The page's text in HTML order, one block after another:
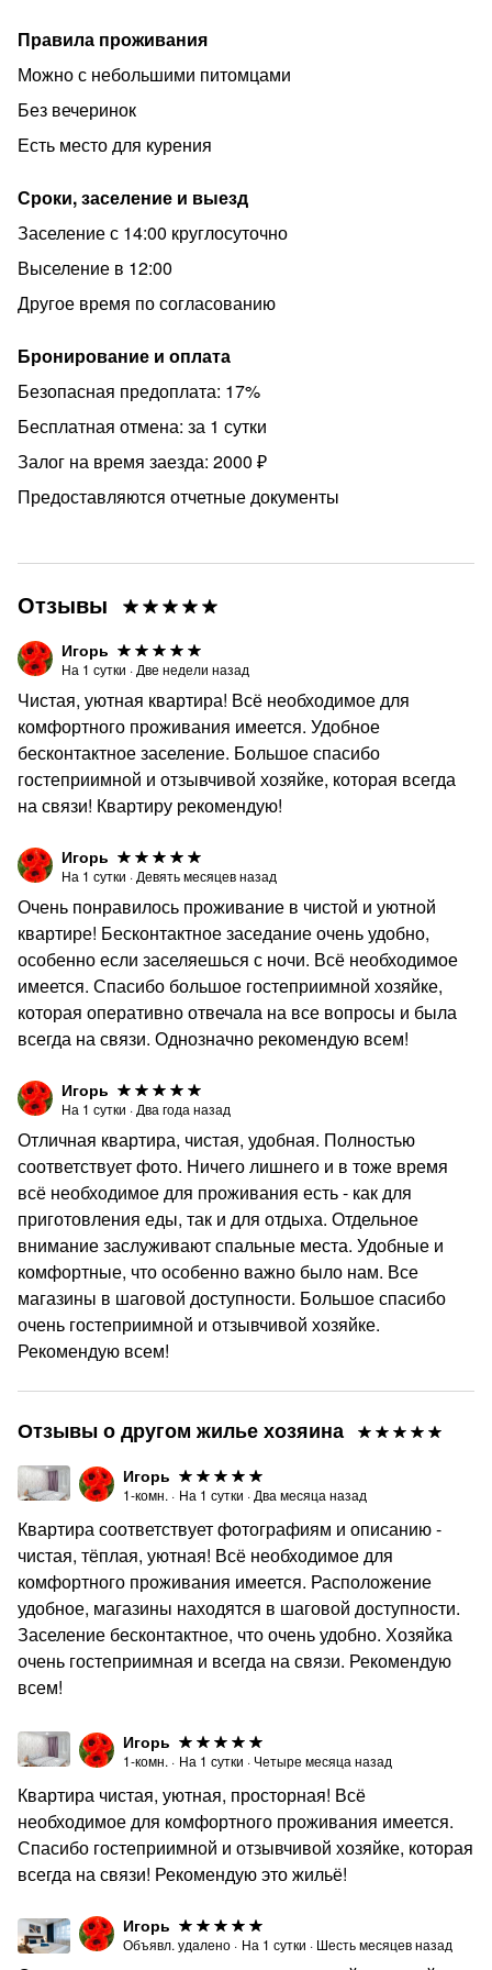
спокойствия вы можете нанести на фото большую
надпись только для бронирования.
После вы получите подробную инструкцию по
заселению со всеми кодами доступа в квартиру.
СОТРУДНИКОВ — по запросу
*** ПРАВИЛА ПРОЖИВАНИЯ:
— Соблюдайте чистоту и порядок.
— Запрещается курение в квартире. При обнаружении
размере залога.
— Наши квартиры не предназначены для праздников,
а также громкого прослушивания музыки и другого
шума, особенно после 22:00. При нарушении данного
пункта правил, мы имеем право на выселение без
возвращения оплаты.
предварительном согласовании за дополнительную
*** ВНИМАНИЕ: За нарушение правил проживания,
штраф в размере залога. Залог возвращается после
проверки состояния объекта размещения на предмет
соблюдения правил дома и сохранности имущества.
Заселение — после 14:00
Выезд — до 12:00
Независимо от того во сколько Вы заехали в квартиру,
Условия раннего заселения и позднего выезда
оговариваются индивидуально при наличии
возможности.
Правила проживания
Можно с небольшими питомцами
Без вечеринок
Есть место для курения
Сроки, заселение и выезд
Заселение с 14:00 круглосуточно
Выселение в 12:00
Другое время по согласованию
Бронирование и оплата
Безопасная предоплата: 17%
Бесплатная отмена: за 1 сутки
Залог на время заезда: 2000 ₽
Предоставляются отчетные документы
Отзывы
Игорь
На 1 сутки · Две недели назад
Чистая, уютная квартира! Всё необходимое для
комфортного проживания имеется. Удобное
бесконтактное заселение. Большое спасибо
гостеприимной и отзывчивой хозяйке, которая всегда
на связи! Квартиру рекомендую!
Игорь
На 1 сутки · Девять месяцев назад
Очень понравилось проживание в чистой и уютной
квартире! Бесконтактное заседание очень удобно,
особенно если заселяешься с ночи. Всё необходимое
имеется. Спасибо большое гостеприимной хозяйке,
которая оперативно отвечала на все вопросы и была
всегда на связи. Однозначно рекомендую всем!
Игорь
На 1 сутки · Два года назад
Отличная квартира, чистая, удобная. Полностью
соответствует фото. Ничего лишнего и в тоже время
всё необходимое для проживания есть - как для
приготовления еды, так и для отдыха. Отдельное
внимание заслуживают спальные места. Удобные и
комфортные, что особенно важно было нам. Все
магазины в шаговой доступности. Большое спасибо
очень гостеприимной и отзывчивой хозяйке.
Рекомендую всем!
Отзывы о другом жилье хозяина
Игорь
1-комн. · На 1 сутки · Два месяца назад
Квартира соответствует фотографиям и описанию -
чистая, тёплая, уютная! Всё необходимое для
комфортного проживания имеется. Расположение
удобное, магазины находятся в шаговой доступности.
Заселение бесконтактное, что очень удобно. Хозяйка
очень гостеприимная и всегда на связи. Рекомендую
всем!
Игорь
1-комн. · На 1 сутки · Четыре месяца назад
Квартира чистая, уютная, просторная! Всё
необходимое для комфортного проживания имеется.
Спасибо гостеприимной и отзывчивой хозяйке, которая
всегда на связи! Рекомендую это жильё!
Игорь
Объявл. удалено · На 1 сутки · Шесть месяцев назад